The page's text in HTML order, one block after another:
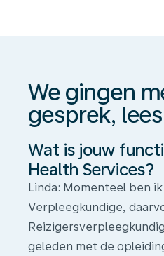
gesprek,
lees
je
mee?
We gingen
gesprek,
Wat is jouw
Health Services?
Linda: Momenteel ben
Verpleegkundige,
geleden met de